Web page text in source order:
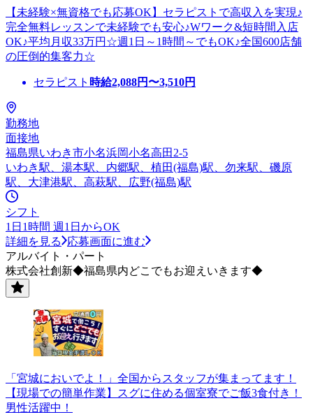
【未経験×無資格でも応募OK】セラピストで高収入を実現♪
完全無料レッスンで未経験でも安心♪Wワーク&短時間入店
OK♪平均月収33万円☆週1日～1時間～でもOK♪全国600店舗
の圧倒的集客力☆
セラピスト 時給2,088円〜3,510円
勤務地
面接地
福島県いわき市小名浜岡小名高田2-5
いわき駅、湯本駅、内郷駅、植田(福島)駅、勿来駅、磯原
駅、大津港駅、高萩駅、広野(福島)駅
シフト
1日1時間 週1日からOK
詳細を見る
応募画面に進む
アルバイト・パート
株式会社創新◆福島県内どこでもお迎えいきます◆
「宮城においでよ！」全国からスタッフが集まってます！
【現場での簡単作業】スグに住める個室寮でご飯3食付き！
男性活躍中！